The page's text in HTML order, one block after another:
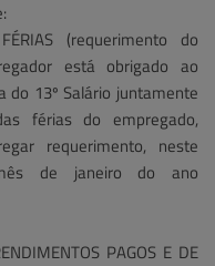
(requerimento do
está obrigado ao
do 13º Salário juntamente
férias do empregado,
requerimento, neste
de janeiro do ano
PAGOS E DE